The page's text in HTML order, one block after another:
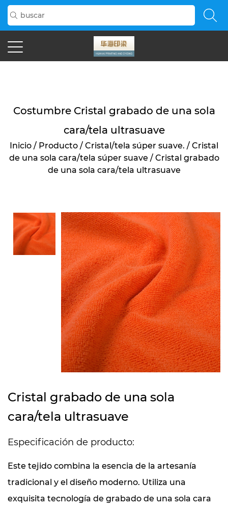
Costumbre Cristal grabado de una sola
cara/tela ultrasuave
Inicio / Producto / Cristal/tela súper suave. / Cristal
de una sola cara/tela súper suave / Cristal grabado
de una sola cara/tela ultrasuave
Cristal grabado de una sola
cara/tela ultrasuave
Especificación de producto:
Este tejido combina la esencia de la artesanía
tradicional y el diseño moderno. Utiliza una
exquisita tecnología de grabado de una sola cara